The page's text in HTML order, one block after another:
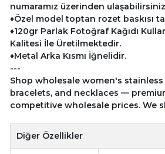
numaramız üzerinden
♦Özel model toptan rozet baskısı
♦120gr Parlak Fotoğraf Kağıdı
Kalitesi İle Üretilmektedir.
♦Metal Arka Kısmı İğnelidir.
---
Shop wholesale women's
bracelets, and necklaces —
competitive wholesale prices. We
Diğer Özellikler